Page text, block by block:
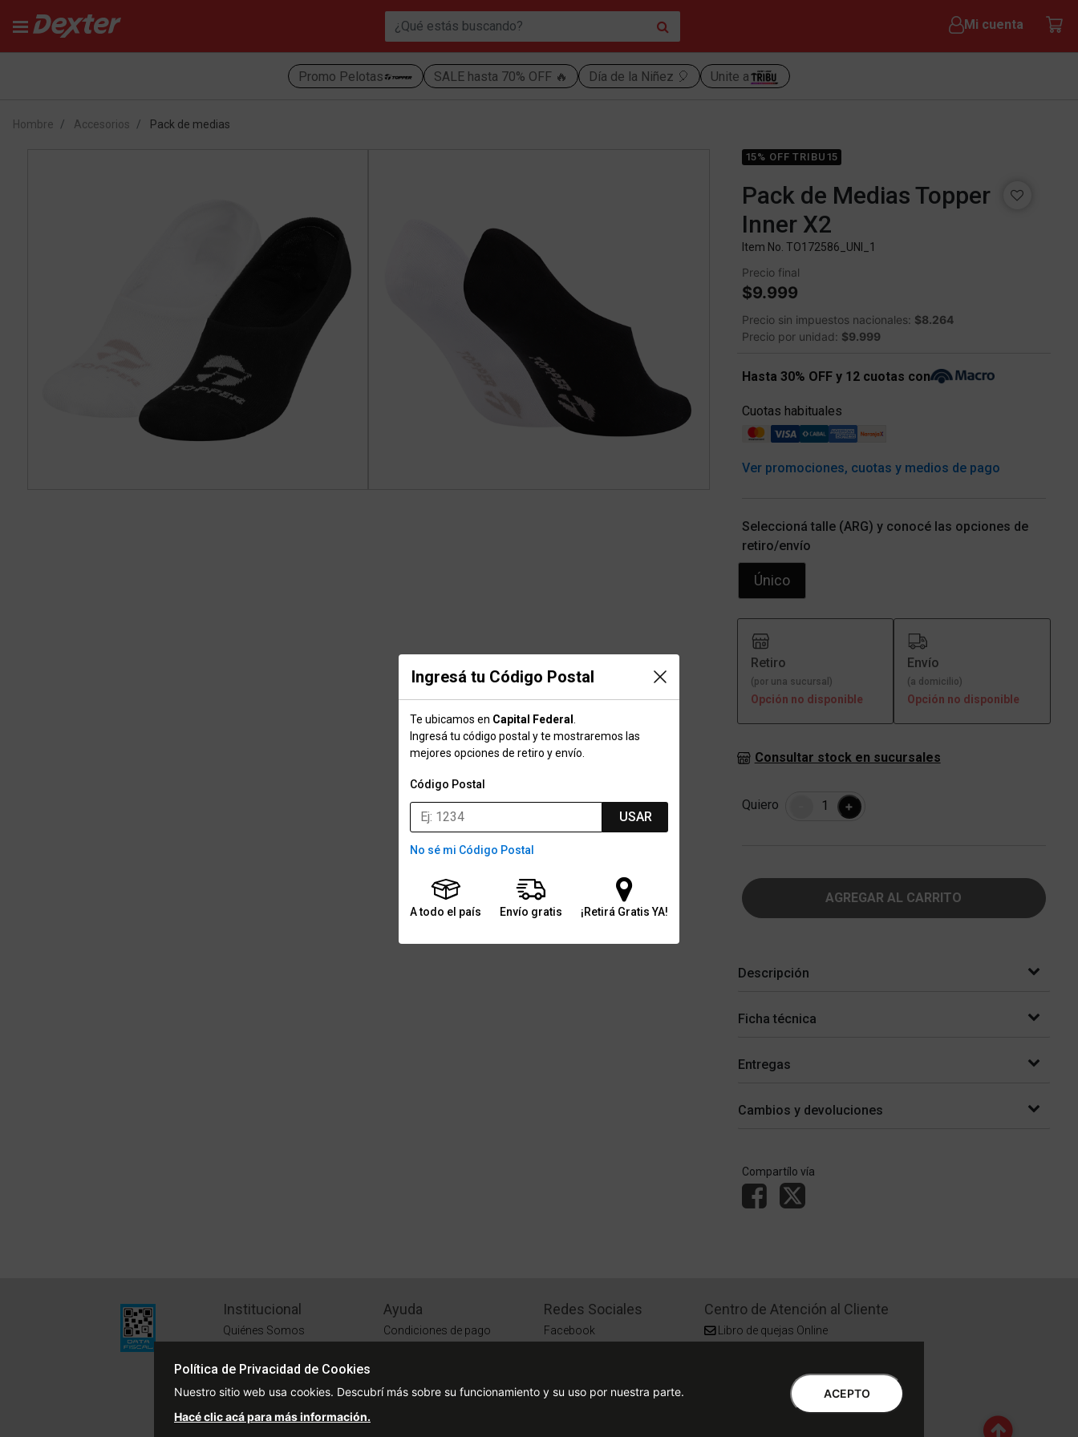
Mi cuenta
Promo Pelotas SALE hasta 70% OFF 🔥 Día de la Niñez 🎈 Unite a
Ingresá tu Código Postal
Te ubicamos en Capital Federal
Ingresá tu código postal y te mostraremos las
mejores opciones de retiro y envío.
Código Postal
USAR
No sé mi Código Postal
A todo el país Envío gratis ¡Retirá Gratis YA!
Hombre Accesorios Pack de medias
15% OFF TRIBU15
Pack de Medias Topper
Inner X2
Item No. TO172586_UNI_1
Precio final
$9.999
Precio sin impuestos nacionales: $8.264
Precio por unidad: $9.999
Hasta 30% OFF y 12 cuotas con
Cuotas habituales
Ver promociones, cuotas y medios de pago
Seleccioná talle (ARG) y conocé las opciones de
retiro/envío
Único
Retiro
(por una sucursal)
Opción no disponible
Envío
(a domicilio)
Opción no disponible
Consultar stock en sucursales
Quiero Cantidad +
AGREGAR AL CARRITO
Descripción
Ficha técnica
Entregas
Cambios y devoluciones
Compartílo vía
Institucional
Quiénes Somos
Ayuda
Condiciones de pago
Redes Sociales
Facebook
Centro de Atención al Cliente
Libro de quejas Online
0810-888-3398 | Lu a Vi 9 a 18 | Sa 9 a 17
Política de Privacidad de Cookies
Nuestro sitio web usa cookies. Descubrí más sobre su funcionamiento y su uso por nuestra parte.
Hacé clic acá para más información.
ACEPTO